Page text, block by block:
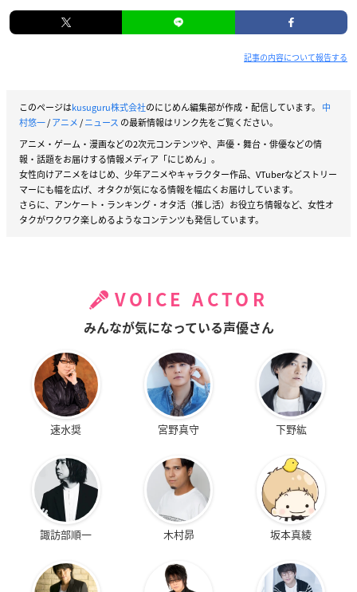
記事の内容について報告する
このページはkusuguru株式会社のにじめん編集部が作成・配信しています。 中
村悠一/アニメ/ニュース の最新情報はリンク先をご覧ください。
アニメ・ゲーム・漫画などの2次元コンテンツや、声優・舞台・俳優などの情
報・話題をお届けする情報メディア「にじめん」。
女性向けアニメをはじめ、少年アニメやキャラクター作品、VTuberなどストリー
マーにも幅を広げ、オタクが気になる情報を幅広くお届けしています。
さらに、アンケート・ランキング・オタ活（推し活）お役立ち情報など、女性オ
タクがワクワク楽しめるようなコンテンツも発信しています。
VOICE ACTOR
みんなが気になっている声優さん
速水奨 宮野真守 下野紘
諏訪部順一 木村昴 坂本真綾